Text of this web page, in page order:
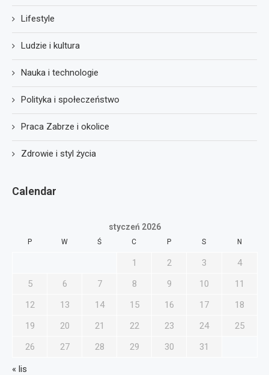
Lifestyle
Ludzie i kultura
Nauka i technologie
Polityka i społeczeństwo
Praca Zabrze i okolice
Zdrowie i styl życia
Calendar
styczeń 2026
P W Ś C P S N
1 2 3
4
5
6 7 8 9 10
11
12
13 14 15 16 17
18
19
20 21 22 23 24
25
26
27 28 29 30 31
« lis